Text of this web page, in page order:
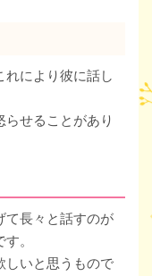
れにより彼に話し
せることがあり
て長々と話すのが
。
しいと思うもので